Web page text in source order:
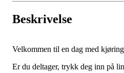
Beskrivelse
Velkommen til en dag med
Er du deltager, trykk deg inn på